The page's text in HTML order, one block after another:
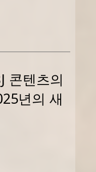
콘텐츠의
년의 새